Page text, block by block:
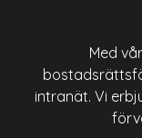
Med
intranät. Vi